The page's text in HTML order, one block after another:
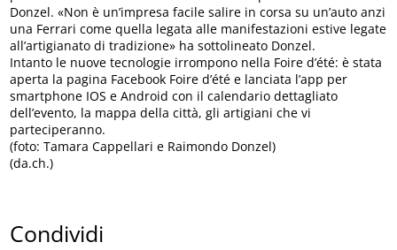
Donzel. «Non è un’impresa facile salire in corsa su un’auto anzi
una Ferrari come quella legata alle manifestazioni estive legate
all’artigianato di tradizione» ha sottolineato Donzel.
Intanto le nuove tecnologie irrompono nella Foire d’été: è stata
aperta la pagina Facebook Foire d’été e lanciata l’app per
smartphone IOS e Android con il calendario dettagliato
dell’evento, la mappa della città, gli artigiani che vi
parteciperanno.
(foto: Tamara Cappellari e Raimondo Donzel)
(da.ch.)
Condividi